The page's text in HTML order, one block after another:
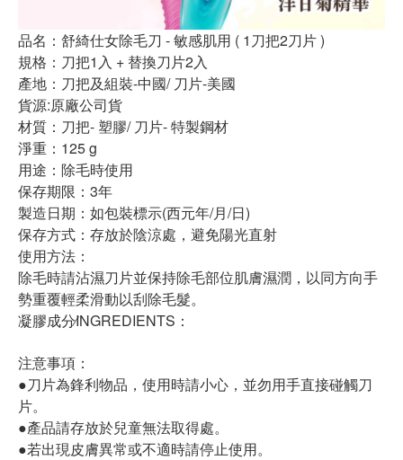
品名：舒綺仕女除毛刀 - 敏感肌用 ( 1刀把2刀片 )
規格：刀把1入 + 替換刀片2入
產地：刀把及組裝-中國/ 刀片-美國
貨源:原廠公司貨
材質：刀把- 塑膠/ 刀片- 特製鋼材
淨重：125 g
用途：除毛時使用
保存期限：3年
製造日期：如包裝標示(西元年/月/日)
保存方式：存放於陰涼處，避免陽光直射
使用方法：
除毛時請沾濕刀片並保持除毛部位肌膚濕潤，以同方向手
勢重覆輕柔滑動以刮除毛髮。
凝膠成分∕INGREDIENTS：
注意事項：
●刀片為鋒利物品，使用時請小心，並勿用手直接碰觸刀
片。
●產品請存放於兒童無法取得處。
●若出現皮膚異常或不適時請停止使用。